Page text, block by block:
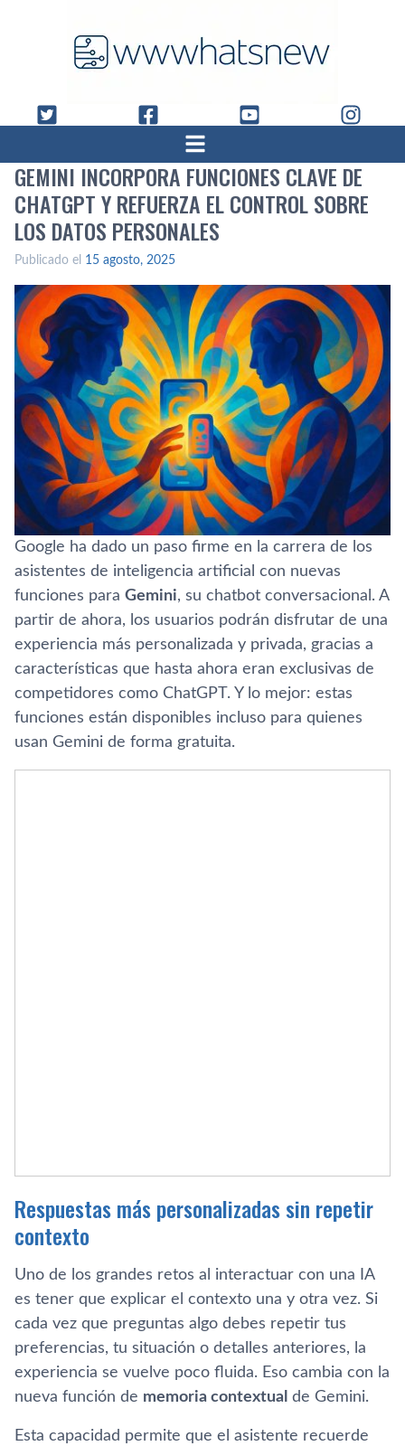
GEMINI INCORPORA FUNCIONES CLAVE DE
CHATGPT Y REFUERZA EL CONTROL SOBRE
LOS DATOS PERSONALES
Publicado el 15 agosto, 2025
Google ha dado un paso firme en la carrera de los
asistentes de inteligencia artificial con nuevas
funciones para Gemini, su chatbot conversacional. A
partir de ahora, los usuarios podrán disfrutar de una
experiencia más personalizada y privada, gracias a
características que hasta ahora eran exclusivas de
competidores como ChatGPT. Y lo mejor: estas
funciones están disponibles incluso para quienes
usan Gemini de forma gratuita.
Respuestas más personalizadas sin repetir
contexto
Uno de los grandes retos al interactuar con una IA
es tener que explicar el contexto una y otra vez. Si
cada vez que preguntas algo debes repetir tus
preferencias, tu situación o detalles anteriores, la
experiencia se vuelve poco fluida. Eso cambia con la
nueva función de memoria contextual de Gemini.
Esta capacidad permite que el asistente recuerde